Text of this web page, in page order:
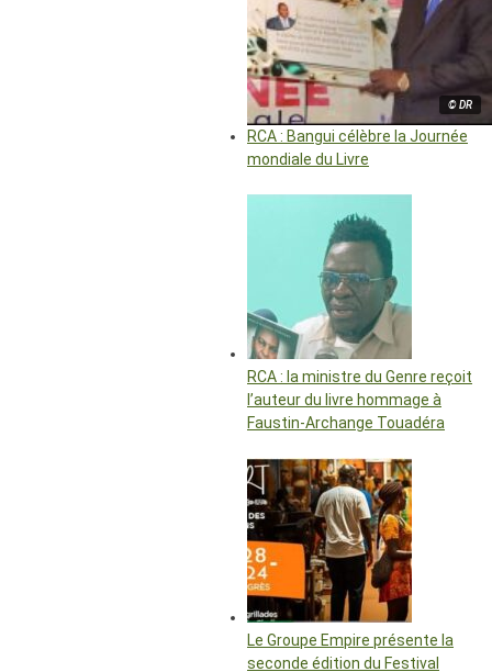
© DR
RCA : Bangui célèbre la Journée
mondiale du Livre
RCA : la ministre du Genre reçoit
l’auteur du livre hommage à
Faustin-Archange Touadéra
Le Groupe Empire présente la
seconde édition du Festival